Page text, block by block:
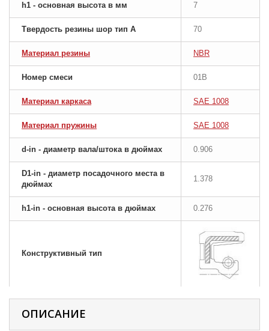
h1 - основная высота в мм 7
Твердость резины шор тип A 70
Материал резины NBR
Номер смеси 01B
Материал каркаса SAE 1008
Материал пружины SAE 1008
d-in - диаметр вала/штока в дюймах 0.906
D1-in - диаметр посадочного места в
дюймах
1.378
h1-in - основная высота в дюймах 0.276
Конструктивный тип
ОПИСАНИЕ